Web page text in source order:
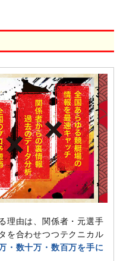
理由は、関係者・元選手
を合わせつつテクニカル
・数十万・数百万を手に